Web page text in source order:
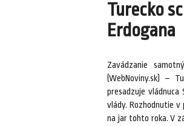
Turecko
Erdogana
Zavádzanie
(WebNoviny.sk) –
presadzuje
vlády. Rozhodnutie
na jar tohto roka. V